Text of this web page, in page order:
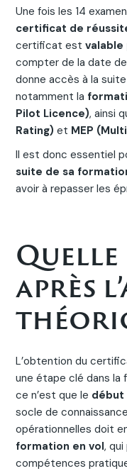
Une fois les 14
certificat de
certificat estvalable
compter de la date
donne accès à la
notamment la
Pilot Licence), ainsi
Rating) et MEP
Il est donc essentiel
suite de sa
avoir à repasser les
Quelle
après
L’obtention du
une étape clé dans la
ce n’est que le début
socle de
opérationnelles doit
formation en vol,
compétences